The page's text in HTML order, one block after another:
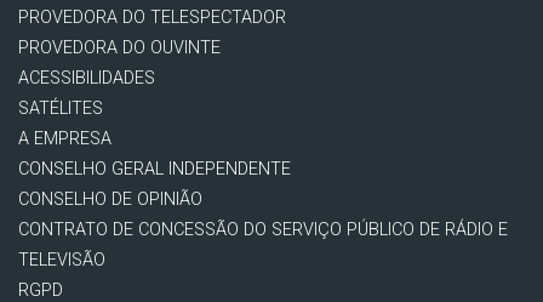
PROVEDORA DO TELESPECTADOR
PROVEDORA DO OUVINTE
ACESSIBILIDADES
SATÉLITES
A EMPRESA
CONSELHO GERAL INDEPENDENTE
CONSELHO DE OPINIÃO
CONTRATO DE CONCESSÃO DO SERVIÇO PÚBLICO DE RÁDIO E
TELEVISÃO
RGPD